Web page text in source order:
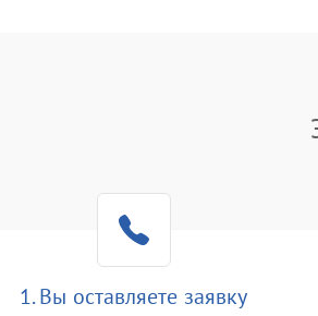
1. Вы оставляете заявку